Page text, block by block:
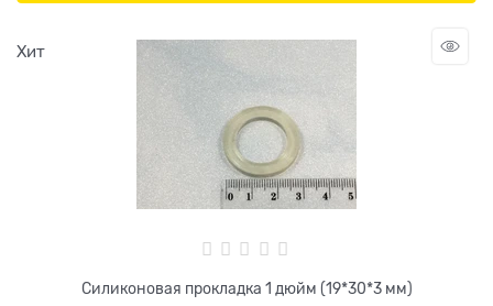
Хит
Силиконовая прокладка 1 дюйм (19*30*3 мм)